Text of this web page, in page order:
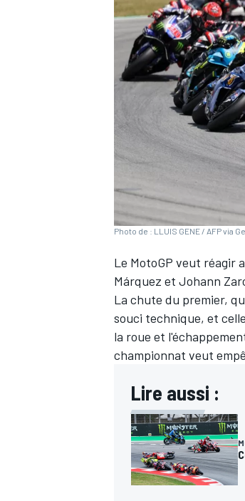
Photo de : LLUIS GENE / AFP via
Le MotoGP veut réagir
Márquez et Johann
La chute du premier,
souci technique, et
la roue et
championnat veut
Lire aussi :